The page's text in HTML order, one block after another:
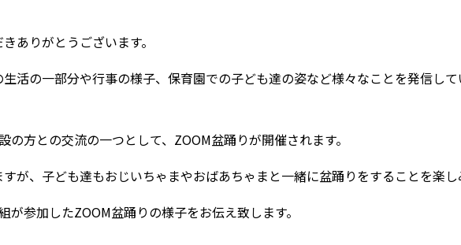
ありがとうございます。
生活の一部分や行事の様子、保育園での子ども達の姿など様々なことを発信し
の方との交流の一つとして、ZOOM盆踊りが開催されます。
が、子ども達もおじいちゃまやおばあちゃまと一緒に盆踊りをすることを楽
が参加したZOOM盆踊りの様子をお伝え致します。